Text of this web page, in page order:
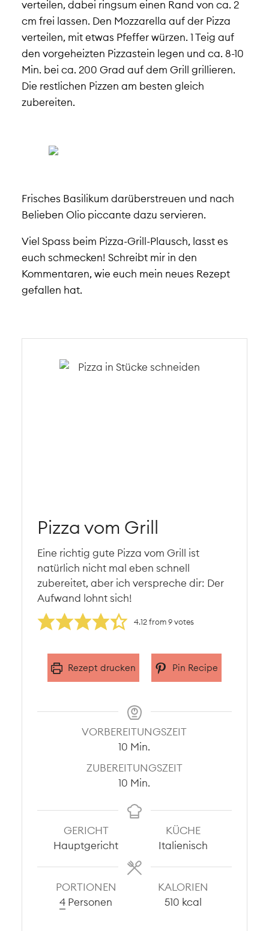
verteilen, dabei ringsum einen Rand von ca. 2
cm frei lassen. Den Mozzarella auf der Pizza
verteilen, mit etwas Pfeffer würzen. 1 Teig auf
den vorgeheizten Pizzastein legen und ca. 8-10
Min. bei ca. 200 Grad auf dem Grill grillieren.
Die restlichen Pizzen am besten gleich
zubereiten.
Frisches Basilikum darüberstreuen und nach
Belieben Olio piccante dazu servieren.
Viel Spass beim Pizza-Grill-Plausch, lasst es
euch schmecken! Schreibt mir in den
Kommentaren, wie euch mein neues Rezept
gefallen hat.
Pizza vom Grill
Eine richtig gute Pizza vom Grill ist
natürlich nicht mal eben schnell
zubereitet, aber ich verspreche dir: Der
Aufwand lohnt sich!
4.12from9votes
Rezept drucken Pin Recipe
VORBEREITUNGSZEIT
10 Minuten
Min.
ZUBEREITUNGSZEIT
10 Minuten
Min.
GERICHT
Hauptgericht
KÜCHE
Italienisch
PORTIONEN
4 Personen
KALORIEN
510 kcal